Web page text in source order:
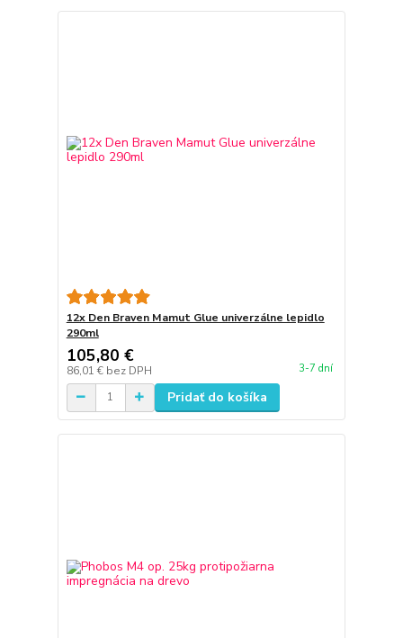
12x Den Braven Mamut Glue univerzálne lepidlo
290ml
105,80 €
86,01 € bez DPH 3-7 dní
Pridať do košíka